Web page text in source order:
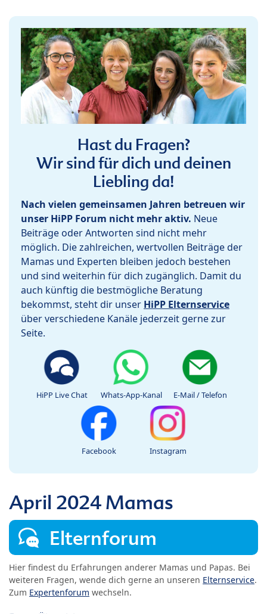
Hast du Fragen?
Wir sind für dich und deinen
Liebling da!
Nach vielen gemeinsamen Jahren betreuen wir
unser HiPP Forum nicht mehr aktiv. Neue
Beiträge oder Antworten sind nicht mehr
möglich. Die zahlreichen, wertvollen Beiträge der
Mamas und Experten bleiben jedoch bestehen
und sind weiterhin für dich zugänglich. Damit du
auch künftig die bestmögliche Beratung
bekommst, steht dir unser HiPP Elternservice
über verschiedene Kanäle jederzeit gerne zur
Seite.
HiPP Live Chat Whats-App-Kanal E-Mail / Telefon
Facebook Instagram
April 2024 Mamas
Elternforum
Hier findest du Erfahrungen anderer Mamas und Papas. Bei
weiteren Fragen, wende dich gerne an unseren Elternservice.
Zum Expertenforum wechseln.